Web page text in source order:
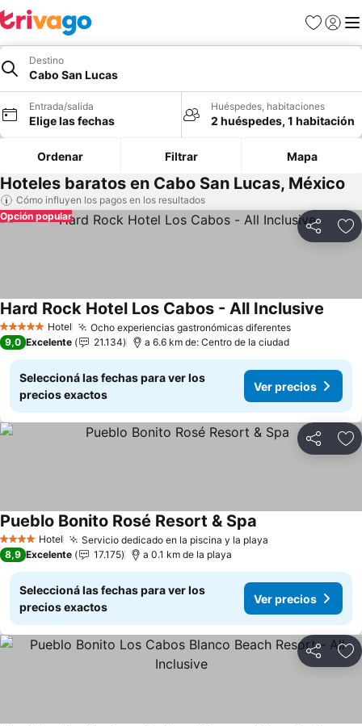
Favoritos
Iniciar
Destino
Cabo San Lucas
Entrada/salida
Elige las fechas
Huéspedes, habitaciones
2 huéspedes, 1 habitación
Ordenar Filtrar Mapa
Hoteles baratos en Cabo San Lucas, México
Cómo influyen los pagos en los resultados
Compartir
Opción popular
5 Estrellas Hotel Ocho experiencias gastronómicas diferentesVer precios
Hard Rock Hotel Los Cabos - All Inclusive
9,0 Excelente 21.134 a 6.6 km de: Centro de la ciudad
Seleccioná las fechas para ver los
precios exactos
Ver precios
Compartir
4 EstrellasHotel Servicio dedicado en la piscina y la playa
Pueblo Bonito Rosé Resort & Spa
8,9 Excelente 17.175 a 0.1 km de la playa
Seleccioná las fechas para ver los
precios exactos
Ver precios
Compartir